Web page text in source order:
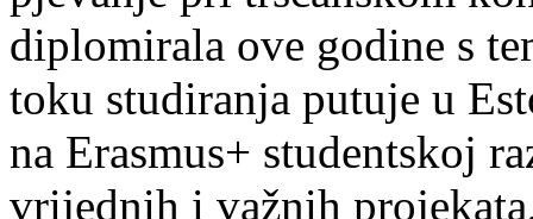
diplomirala ove godine s
toku studiranja putuje u
na Erasmus+ studentskoj
vrijednih i važnih